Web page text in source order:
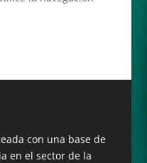
con una base de
en el sector de la